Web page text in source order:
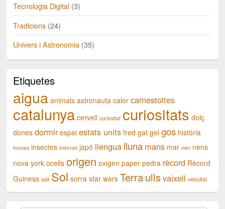
Tecnologia Digital (3)
Tradicions (24)
Univers i Astronomia (35)
Etiquetes
aigua animals astronauta calor carnestoltes
catalunya cervell curiositat curiositats dolç
dones dormir espai estats units fred gat gel gos història
homes insectes internet japó llengua lluna mans mar nen nens
nova york ocells origen oxigen paper pedra rècord Rècord
Guiness salt Sol sorra star wars Terraullsvaixell velocitat